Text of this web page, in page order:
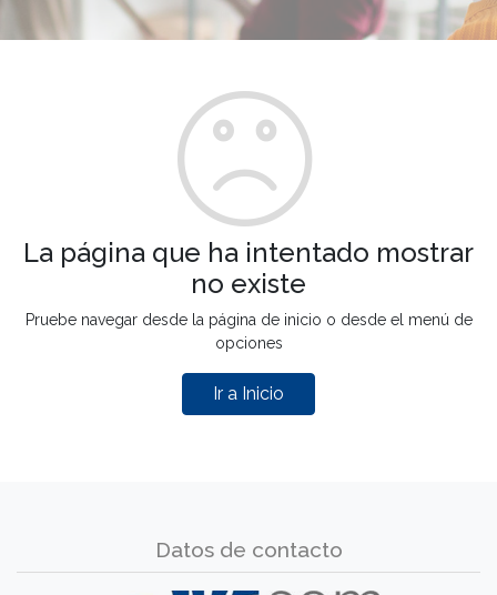
La página que ha intentado mostrar
no existe
Pruebe navegar desde la página de inicio o desde el menú de
opciones
Ir a Inicio
Datos de contacto